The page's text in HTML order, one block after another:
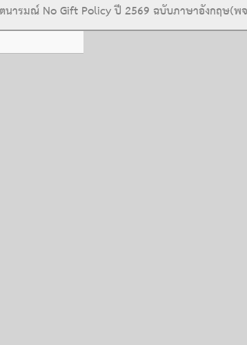
ตนารมณ์ No Gift Policy ปี 2569 ฉบับภาษาอังกฤษ(